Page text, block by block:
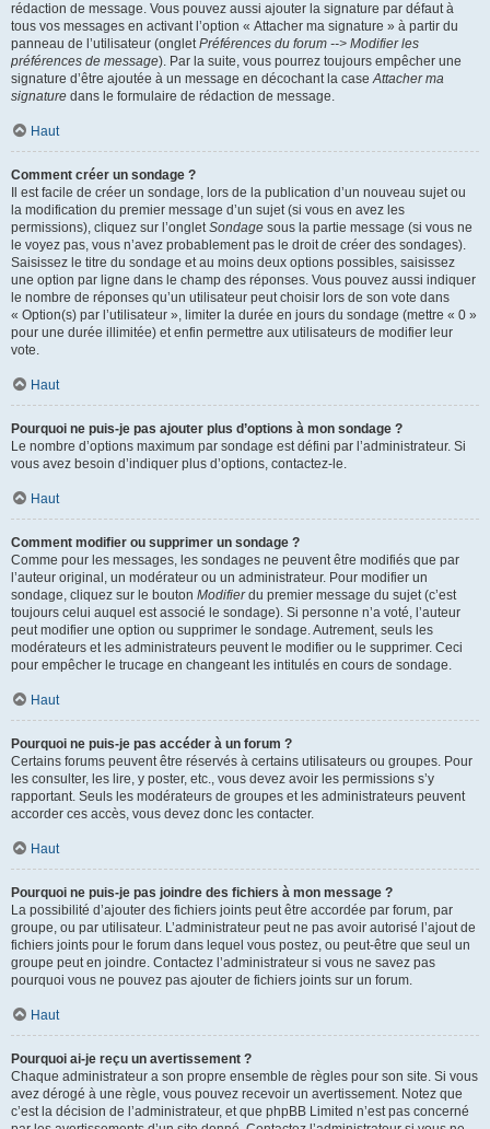
rédaction de message. Vous pouvez aussi ajouter la signature par défaut à
tous vos messages en activant l’option « Attacher ma signature » à partir du
panneau de l’utilisateur (ongletPréférences du forum --> Modifier les
préférences de message). Par la suite, vous pourrez toujours empêcher une
signature d’être ajoutée à un message en décochant la caseAttacher ma
signature dans le formulaire de rédaction de message.
Haut
Comment créer un sondage ?
Il est facile de créer un sondage, lors de la publication d’un nouveau sujet ou
la modification du premier message d’un sujet (si vous en avez les
permissions), cliquez sur l’ongletSondage sous la partie message (si vous ne
le voyez pas, vous n’avez probablement pas le droit de créer des sondages).
Saisissez le titre du sondage et au moins deux options possibles, saisissez
une option par ligne dans le champ des réponses. Vous pouvez aussi indiquer
le nombre de réponses qu’un utilisateur peut choisir lors de son vote dans
« Option(s) par l’utilisateur », limiter la durée en jours du sondage (mettre « 0 »
pour une durée illimitée) et enfin permettre aux utilisateurs de modifier leur
vote.
Haut
Pourquoi ne puis-je pas ajouter plus d’options à mon sondage ?
Le nombre d’options maximum par sondage est défini par l’administrateur. Si
vous avez besoin d’indiquer plus d’options, contactez-le.
Haut
Comment modifier ou supprimer un sondage ?
Comme pour les messages, les sondages ne peuvent être modifiés que par
l’auteur original, un modérateur ou un administrateur. Pour modifier un
sondage, cliquez sur le bouton Modifierdu premier message du sujet (c’est
toujours celui auquel est associé le sondage). Si personne n’a voté, l’auteur
peut modifier une option ou supprimer le sondage. Autrement, seuls les
modérateurs et les administrateurs peuvent le modifier ou le supprimer. Ceci
pour empêcher le trucage en changeant les intitulés en cours de sondage.
Haut
Pourquoi ne puis-je pas accéder à un forum ?
Certains forums peuvent être réservés à certains utilisateurs ou groupes. Pour
les consulter, les lire, y poster, etc., vous devez avoir les permissions s’y
rapportant. Seuls les modérateurs de groupes et les administrateurs peuvent
accorder ces accès, vous devez donc les contacter.
Haut
Pourquoi ne puis-je pas joindre des fichiers à mon message ?
La possibilité d’ajouter des fichiers joints peut être accordée par forum, par
groupe, ou par utilisateur. L’administrateur peut ne pas avoir autorisé l’ajout de
fichiers joints pour le forum dans lequel vous postez, ou peut-être que seul un
groupe peut en joindre. Contactez l’administrateur si vous ne savez pas
pourquoi vous ne pouvez pas ajouter de fichiers joints sur un forum.
Haut
Pourquoi ai-je reçu un avertissement ?
Chaque administrateur a son propre ensemble de règles pour son site. Si vous
avez dérogé à une règle, vous pouvez recevoir un avertissement. Notez que
c’est la décision de l’administrateur, et que phpBB Limited n’est pas concerné